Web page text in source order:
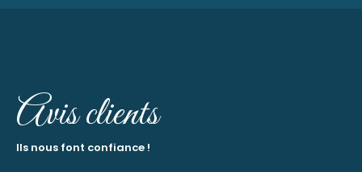
Avis clients
Ils nous font confiance !